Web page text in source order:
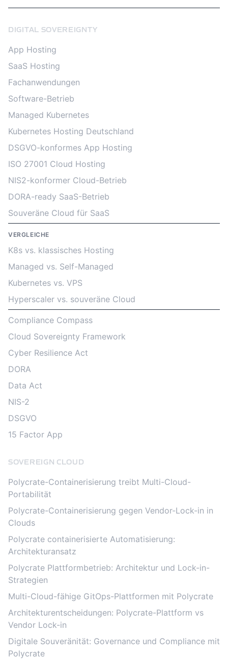
DIGITAL SOVEREIGNTY
App Hosting
SaaS Hosting
Fachanwendungen
Software-Betrieb
Managed Kubernetes
Kubernetes Hosting Deutschland
DSGVO-konformes App Hosting
ISO 27001 Cloud Hosting
NIS2-konformer Cloud-Betrieb
DORA-ready SaaS-Betrieb
Souveräne Cloud für SaaS
VERGLEICHE
K8s vs. klassisches Hosting
Managed vs. Self-Managed
Kubernetes vs. VPS
Hyperscaler vs. souveräne Cloud
Compliance Compass
Cloud Sovereignty Framework
Cyber Resilience Act
DORA
Data Act
NIS-2
DSGVO
15 Factor App
SOVEREIGN CLOUD
Polycrate-Containerisierung treibt Multi-Cloud-
Portabilität
Polycrate-Containerisierung gegen Vendor-Lock-in in
Clouds
Polycrate containerisierte Automatisierung:
Architekturansatz
Polycrate Plattformbetrieb: Architektur und Lock-in-
Strategien
Multi-Cloud-fähige GitOps-Plattformen mit Polycrate
Architekturentscheidungen: Polycrate-Plattform vs
Vendor Lock-in
Digitale Souveränität: Governance und Compliance mit
Polycrate